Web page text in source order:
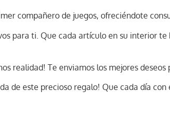
compañero de juegos, ofreciéndote
para ti. Que cada artículo en su interior
realidad! Te enviamos los mejores
de este precioso regalo! Que cada día